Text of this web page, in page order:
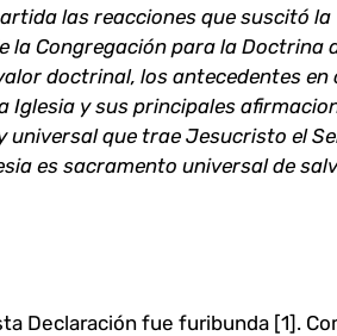
las reacciones que suscitó la
la Congregación para la Doctrina
doctrinal, los antecedentes en
Iglesia y sus principales
universal que trae Jesucristo el
es sacramento universal de
Declaración fue furibunda [1].